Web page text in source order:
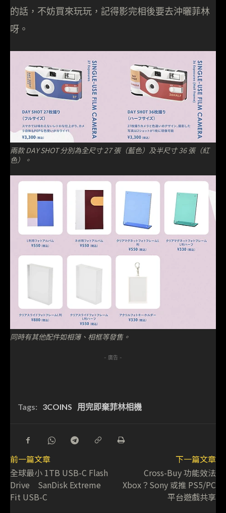
的話，不妨買來玩玩，記得影完相後要去沖曬菲林
呀。
兩款 DAY SHOT 分別為全尺寸 27 張（藍色）及半尺寸 36 張（紅
色）。
同時有其他配件如相簿、相框等發售。
- 廣告 -
Tags: 3COINS 用完即棄菲林相機
前一篇文章
全球最小 1TB USB-C Flash
Drive SanDisk Extreme
Fit USB-C
下一篇文章
Cross-Buy 功能效法
Xbox？Sony 或推 PS5/PC
平台遊戲共享